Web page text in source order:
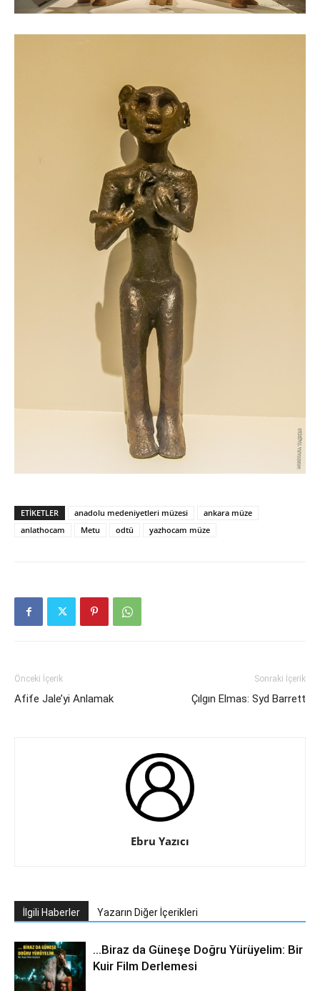
ETIKETLER anadolu medeniyetleri müzesi
ankara müze
anlathocam
Metu odtü yazhocam müze
Önceki İçerik
Afife Jale’yi Anlamak
Sonraki İçerik
Çılgın Elmas: Syd Barrett
Ebru Yazıcı
İlgili Haberler Yazarın Diğer İçerikleri
…Biraz da Güneşe Doğru Yürüyelim: Bir
Kuir Film Derlemesi